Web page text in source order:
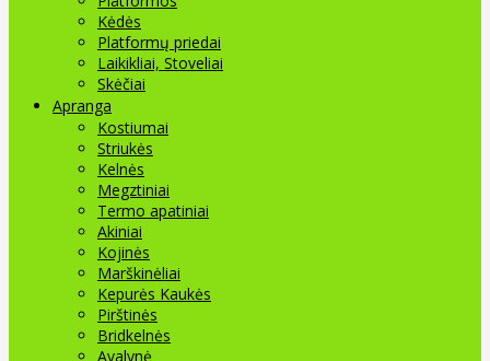
Kėdės
Platformų priedai
Laikikliai, Stoveliai
Skėčiai
Apranga
Kostiumai
Striukės
Kelnės
Megztiniai
Termo apatiniai
Akiniai
Kojinės
Marškinėliai
Kepurės Kaukės
Pirštinės
Bridkelnės
Avalynė